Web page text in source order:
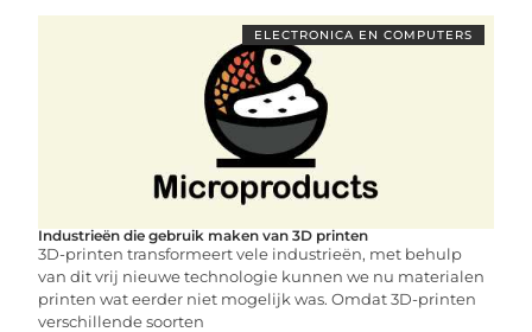
ELECTRONICA EN COMPUTERS
Industrieën die gebruik maken van 3D printen
3D-printen transformeert vele industrieën, met behulp
van dit vrij nieuwe technologie kunnen we nu materialen
printen wat eerder niet mogelijk was. Omdat 3D-printen
verschillende soorten